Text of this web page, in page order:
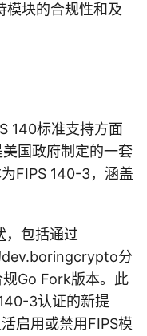
模块的合规性和及
140标准支持方面
国政府制定的一套
FIPS 140-3，涵盖
，包括通过
dev.boringcrypto分
Go Fork版本。此
3认证的新提
启用或禁用FIPS模